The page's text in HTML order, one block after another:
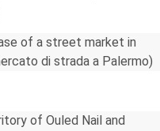
of a street market in
di strada a Palermo)
of Ouled Nail and